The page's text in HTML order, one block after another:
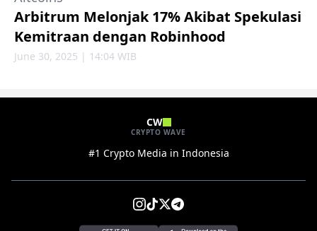
Arbitrum Melonjak 17% Akibat Spekulasi
Kemitraan dengan Robinhood
June 30, 2025 | 14:04 WIB
CW
CRYPTO WAVE
#1 Crypto Media in Indonesia